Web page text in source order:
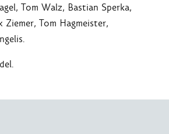
Tom Walz, Bastian Sperka,
Ziemer, Tom Hagmeister,